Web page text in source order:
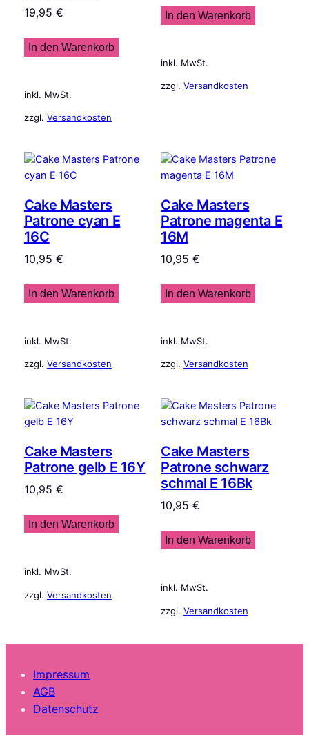
19,95 €
In den Warenkorb
inkl. MwSt.
zzgl. Versandkosten
In den Warenkorb
inkl. MwSt.
zzgl.Versandkosten
Cake Masters
Patrone cyan E
16C
10,95 €
In den Warenkorb
inkl. MwSt.
zzgl. Versandkosten
Cake Masters
Patrone magenta E
16M
10,95€
In den Warenkorb
inkl. MwSt.
zzgl.Versandkosten
Cake Masters
Patrone gelb E 16Y
10,95 €
In den Warenkorb
inkl. MwSt.
zzgl. Versandkosten
Cake Masters
Patrone schwarz
schmal E 16Bk
10,95€
In den Warenkorb
inkl. MwSt.
zzgl.Versandkosten
Impressum
AGB
Datenschutz